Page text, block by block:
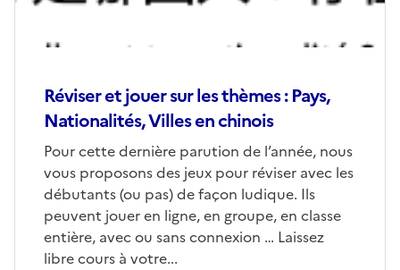
Réviser et jouer sur les thèmes : Pays,
Nationalités, Villes en chinois
Corps
Pour cette dernière parution de l’année, nous
vous proposons des jeux pour réviser avec les
débutants (ou pas) de façon ludique. Ils
peuvent jouer en ligne, en groupe, en classe
entière, avec ou sans connexion … Laissez
libre cours à votre...